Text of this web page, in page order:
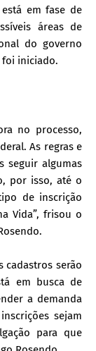
em fase de
áreas de
do governo
iniciado.
no processo,
As regras e
seguir algumas
por isso, até o
de inscrição
Vida”, frisou o
cadastros serão
em busca de
a demanda
sejam
para que